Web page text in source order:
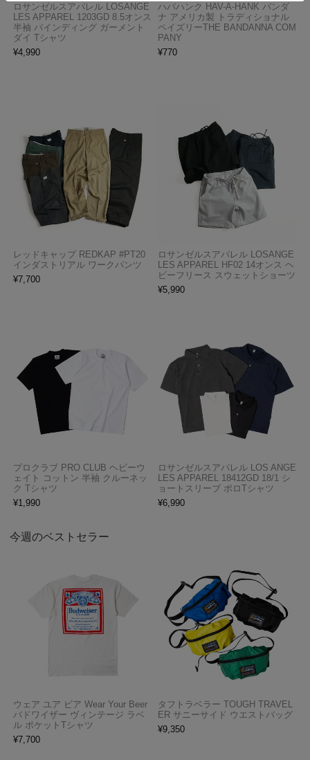
ロサンゼルスアパレル LOSANGE
LES APPAREL 1203GD 8.5オンス
半袖 バインディング ガーメント
ダイ Tシャツ
¥4,990
ハバハンク HAV-A-HANK バンダ
ナ アメリカ製 トラディショナル
ペイズリーTHE BANDANNA COM
PANY
¥770
レッドキャップ REDKAP #PT20
インダストリアル ワークパンツ
¥7,700
ロサンゼルスアパレル LOSANGE
LES APPAREL HF02 14オンス ヘ
ビーフリース スウェットショーツ
¥5,990
プロクラブ PRO CLUB ヘビーウ
ェイト コットン 半袖 クルーネッ
ク Tシャツ
¥1,990
ロサンゼルスアパレル LOS ANGE
LES APPAREL 18412GD 18/1 シ
ョートスリーブ ポロTシャツ
¥6,990
今週のベストセラー
ウェア ユア ビア Wear Your Beer
バドワイザー ヴィンテージ ラベ
ル ポケットTシャツ
¥7,700
タフトラベラー TOUGH TRAVEL
ER サニーサイド ウエストバッグ
¥9,350